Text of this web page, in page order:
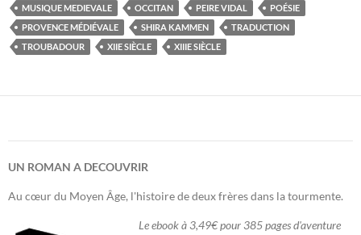
MUSIQUE MEDIEVALE
OCCITAN PEIRE VIDAL
POÉSIE
PROVENCE MÉDIÉVALE
SHIRA KAMMEN
TRADUCTION
TROUBADOUR
XIIE SIÈCLE XIIIE SIÈCLE
UN ROMAN A DECOUVRIR
Au cœur du Moyen Âge, l'histoire de deux frères dans la tourmente.
Le ebook à 3,49€ pour 385 pages d'aventure